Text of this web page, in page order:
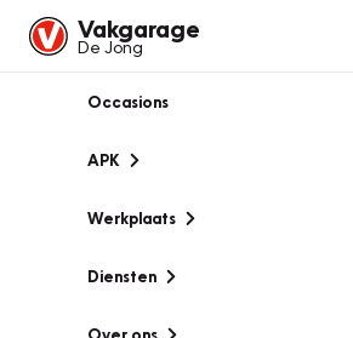
Vakgarage
De Jong
Occasions
APK
Werkplaats
Diensten